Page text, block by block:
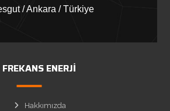
/ Ankara / Türkiye
FREKANS ENERJI
Hakkımızda